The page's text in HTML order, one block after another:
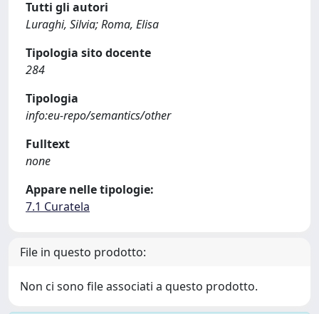
Tutti gli autori
Luraghi, Silvia; Roma, Elisa
Tipologia sito docente
284
Tipologia
info:eu-repo/semantics/other
Fulltext
none
Appare nelle tipologie:
7.1 Curatela
File in questo prodotto:
Non ci sono file associati a questo prodotto.